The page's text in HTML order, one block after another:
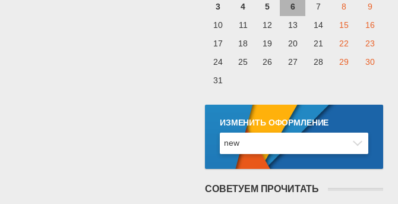
3
4 5 6 7 8
9
10
11 12 13 14 15
16
17
18 19 20 21 22
23
24
25 26 27 28 29
30
31
ИЗМЕНИТЬ ОФОРМЛЕНИЕ
СОВЕТУЕМ ПРОЧИТАТЬ